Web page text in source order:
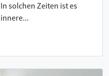
solchen Zeiten ist es